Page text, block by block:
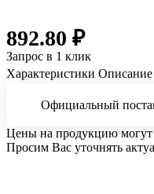
892.80 ₽
Запрос в 1 клик
Характеристики Описание
Официальный
Цены на продукцию могут
Просим Вас уточнять